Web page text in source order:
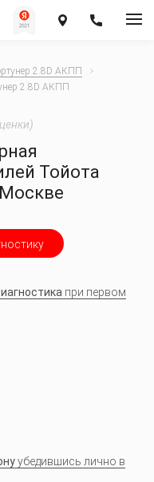
2.8D АКПП
2.8D АКПП
Тойота
при первом
убедившись лично в